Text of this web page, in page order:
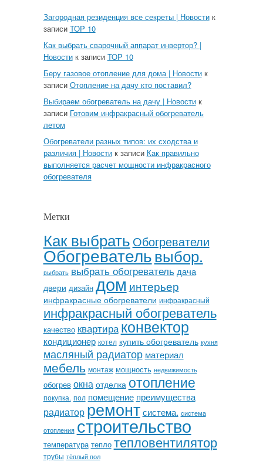
Загородная резиденция все секреты | Новостик
записи TOP 10
Как выбрать сварочный аппарат инвертор? |
Новостик записи TOP 10
Беру газовое отопление для дома | Новостик
записи Отопление на дачу кто поставил?
Выбираем обогреватель на дачу | Новостик
записи Готовим инфракрасный обогреватель
летом
Обогреватели разных типов: их сходства и
различия | Новостик записи Как правильно
выполняется расчет мощности инфракрасного
обогревателя
Метки
Как выбрать Обогреватели
Обогревательвыбор.
выбрать выбрать обогреватель дача
двери дизайн дом интерьер
инфракрасные обогреватели инфракрасный
инфракрасный обогреватель
качество квартираконвектор
кондиционер котел купить обогреватель кухня
масляный радиатор материал
мебель монтаж мощность недвижимость
обогрев окна отделка отопление
покупка. пол помещение преимущества
радиатор ремонт система. система
отопления строительство
температура тепло тепловентилятор
трубы тёплый пол